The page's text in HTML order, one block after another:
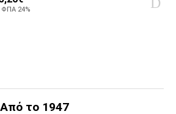
ΦΠΑ 24%
Από το 1947